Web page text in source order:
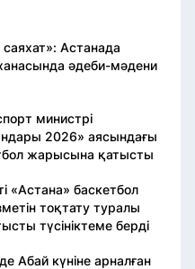
саяхат»: Астанада
әдеби-мәдени
министрі
2026» аясындағы
жарысына қатысты
«Астана» баскетбол
тоқтату туралы
түсініктеме берді
Абай күніне арналған